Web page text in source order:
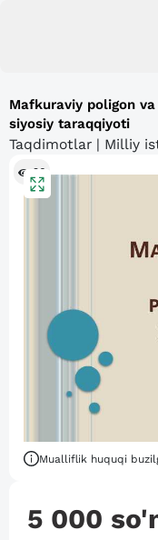
Mafkuraviy poligon
siyosiy taraqqiyoti
Taqdimotlar | Milliy
96
Mualliflik huquqi
5 000